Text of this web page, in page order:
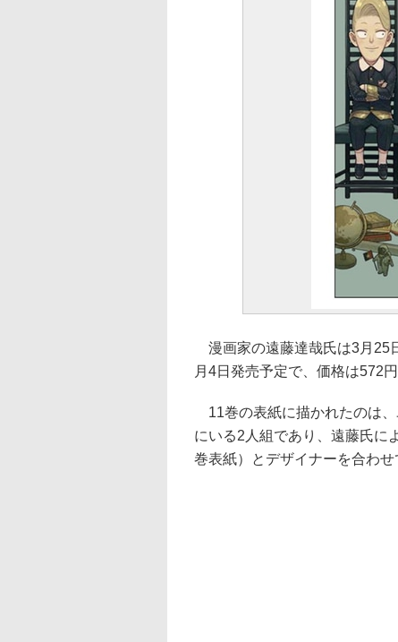
漫画家の遠藤達哉氏は3月25
月4日発売予定で、価格は572円
11巻の表紙に描かれたのは
にいる2人組であり、遠藤氏に
巻表紙）とデザイナーを合わせ